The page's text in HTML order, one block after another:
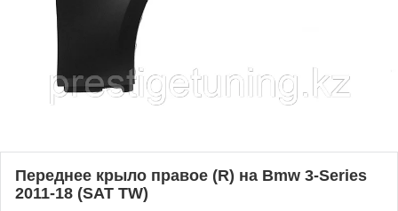
Переднее крыло правое (R) на Bmw 3-Series
2011-18 (SAT TW)